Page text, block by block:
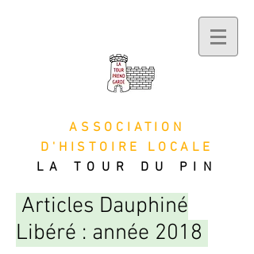
ASSOCIATION
D'HISTOIRE LOCALE
LA TOUR DU PIN
Articles Dauphiné
Libéré : année 2018